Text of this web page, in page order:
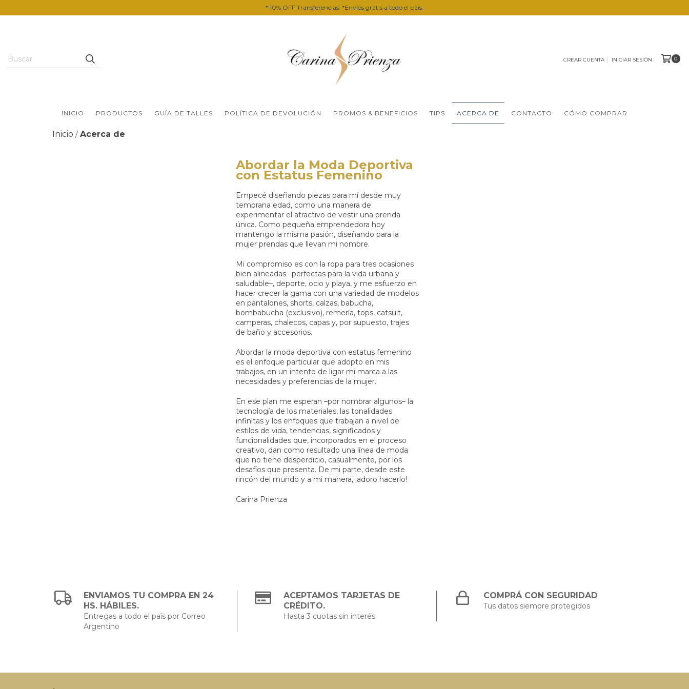
* 10% OFF Transferencias. *Envíos gratis a todo el país.
CREAR CUENTA INICIAR SESIÓN 0
INICIO PRODUCTOS GUÍA DE TALLES POLÍTICA DE DEVOLUCIÓN PROMOS & BENEFICIOS TIPS ACERCA DE CONTACTO CÓMO COMPRAR
Inicio / Acerca de
Abordar la Moda Deportiva
con Estatus Femenino
Empecé diseñando piezas para mí desde muy
temprana edad, como una manera de
experimentar el atractivo de vestir una prenda
única. Como pequeña emprendedora hoy
mantengo la misma pasión, diseñando para la
mujer prendas que llevan mi nombre.
Mi compromiso es con la ropa para tres ocasiones
bien alineadas –perfectas para la vida urbana y
saludable–, deporte, ocio y playa, y me esfuerzo en
hacer crecer la gama con una variedad de modelos
en pantalones, shorts, calzas, babucha,
bombabucha (exclusivo), remería, tops, catsuit,
camperas, chalecos, capas y, por supuesto, trajes
de baño y accesorios.
Abordar la moda deportiva con estatus femenino
es el enfoque particular que adopto en mis
trabajos, en un intento de ligar mi marca a las
necesidades y preferencias de la mujer.
En ese plan me esperan –por nombrar algunos– la
tecnología de los materiales, las tonalidades
infinitas y los enfoques que trabajan a nivel de
estilos de vida, tendencias, significados y
funcionalidades que, incorporados en el proceso
creativo, dan como resultado una línea de moda
que no tiene desperdicio, casualmente, por los
desafíos que presenta. De mi parte, desde este
rincón del mundo y a mi manera, ¡adoro hacerlo!
Carina Prienza
ENVIAMOS TU COMPRA EN 24
HS. HÁBILES.
Entregas a todo el país por Correo
Argentino
ACEPTAMOS TARJETAS DE
CRÉDITO.
Hasta 3 cuotas sin interés
COMPRÁ CON SEGURIDAD
Tus datos siempre protegidos